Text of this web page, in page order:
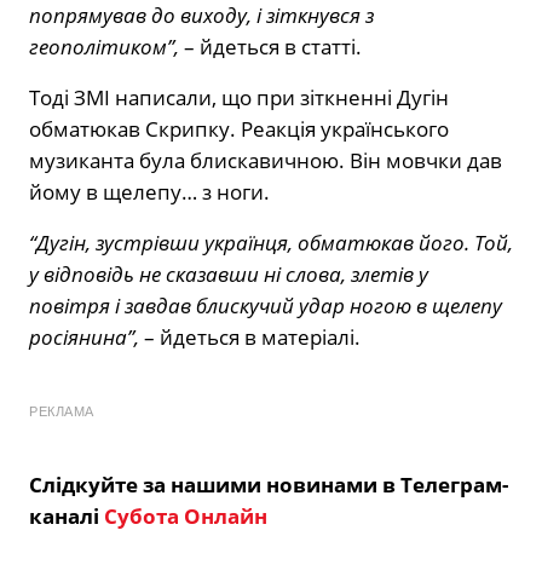
попрямував до виходу, і зіткнувся з
геополітиком”, – йдеться в статті.
Тоді ЗМІ написали, що при зіткненні Дугін
обматюкав Скрипку. Реакція українського
музиканта була блискавичною. Він мовчки дав
йому в щелепу… з ноги.
“Дугін, зустрівши українця, обматюкав його. Той,
у відповідь не сказавши ні слова, злетів у
повітря і завдав блискучий удар ногою в щелепу
росіянина”, – йдеться в матеріалі.
РЕКЛАМА
Слідкуйте за нашими новинами в Телеграм-
каналі Субота Онлайн